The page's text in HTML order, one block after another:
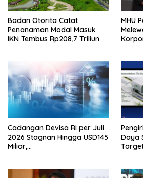
Badan Otorita Catat
Penanaman Modal Masuk
IKN Tembus Rp208,7 Triliun
MHU
Cadangan Devisa RI per Juli
2026 Stagnan Hingga USD145
Miliar,
dan Internasional
Daya